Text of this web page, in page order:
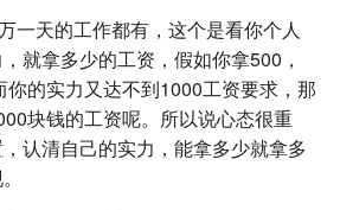
一天的工作都有，这个是看你个人
就拿多少的工资，假如你拿500，
的实力又达不到1000工资要求，那
块钱的工资呢。所以说心态很重
认清自己的实力，能拿多少就拿多